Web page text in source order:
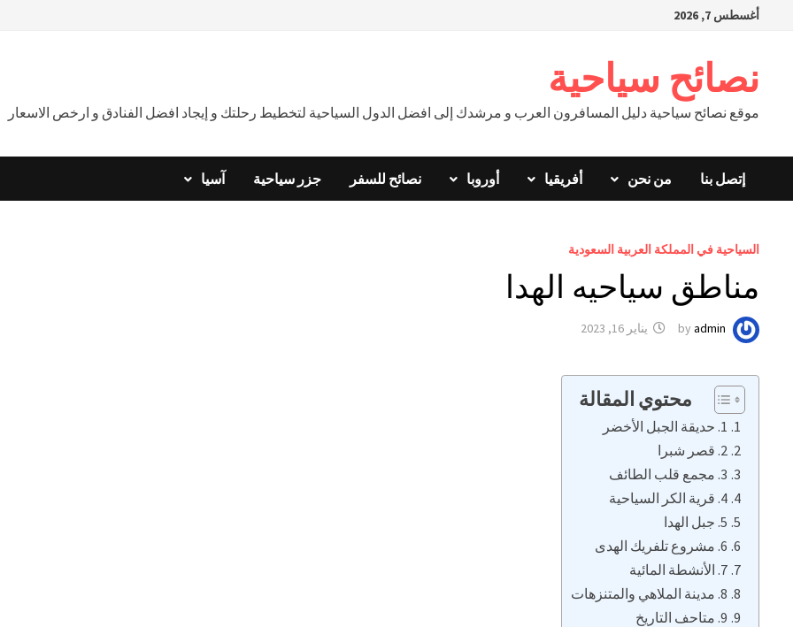
أغسطس 7, 2026
نصائح سياحية
موقع نصائح سياحية دليل المسافرون العرب و مرشدك إلى افضل الدول السياحية لتخطيط رحلتك و إيجاد افضل الفنادق و ارخص الاسعار
إتصل بنا من نحن أفريقيا أوروبا نصائح للسفر جزر سياحية آسيا
السياحية في المملكة العربية السعودية
مناطق سياحيه الهدا
by admin يناير 16, 2023
محتوي المقالة
1. حديقة الجبل الأخضر
2. قصر شبرا
3. مجمع قلب الطائف
4. قرية الكر السياحية
5. جبل الهدا
6. مشروع تلفريك الهدى
7. الأنشطة المائية
8. مدينة الملاهي والمتنزهات
9. متاحف التاريخ